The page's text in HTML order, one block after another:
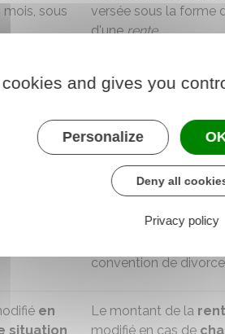
sous
versée sous la forme
d'unerente.
d'autres formes
l'attribution de la
bien, undroit
d'usufruit
par
Son montantpeut
formule de calcul
convention de
en
situation
Le montant de la
modifié en cas de
and gives you
Personalize
Deny all
Privacy policy